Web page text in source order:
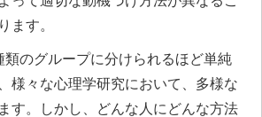
ます。
のグループに分けられるほど単純
様々な心理学研究において、多様な
す。しかし、どんな人にどんな方法